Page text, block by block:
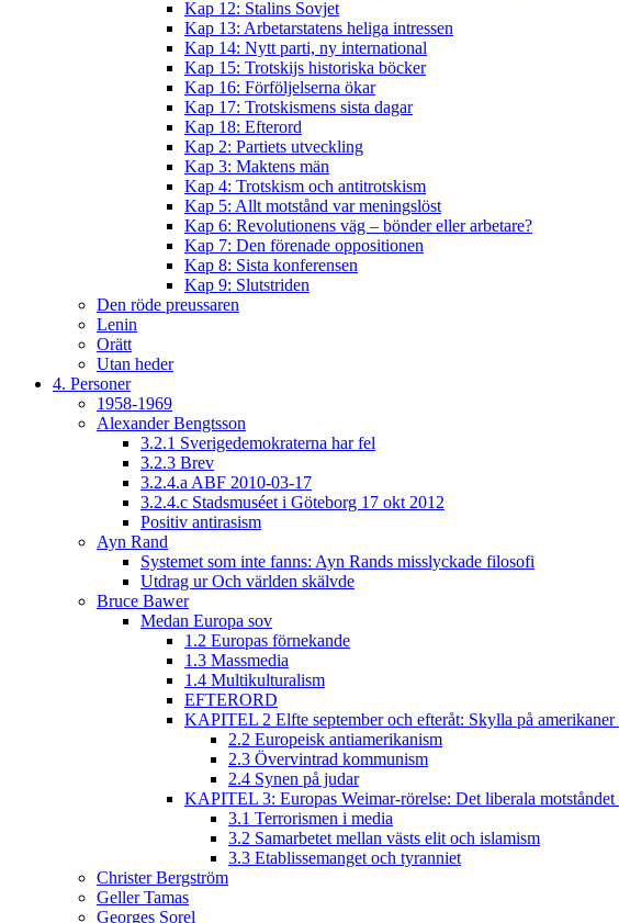
Kap 12: Stalins Sovjet
Kap 13: Arbetarstatens heliga intressen
Kap 14: Nytt parti, ny international
Kap 15: Trotskijs historiska böcker
Kap 16: Förföljelserna ökar
Kap 17: Trotskismens sista dagar
Kap 18: Efterord
Kap 2: Partiets utveckling
Kap 3: Maktens män
Kap 4: Trotskism och antitrotskism
Kap 5: Allt motstånd var meningslöst
Kap 6: Revolutionens väg – bönder eller arbetare?
Kap 7: Den förenade oppositionen
Kap 8: Sista konferensen
Kap 9: Slutstriden
Den röde preussaren
Lenin
Orätt
Utan heder
4. Personer
1958-1969
Alexander Bengtsson
3.2.1 Sverigedemokraterna har fel
3.2.3 Brev
3.2.4.a ABF 2010-03-17
3.2.4.c Stadsmuséet i Göteborg 17 okt 2012
Positiv antirasism
Ayn Rand
Systemet som inte fanns: Ayn Rands misslyckade filosofi
Utdrag ur Och världen skälvde
Bruce Bawer
Medan Europa sov
1.2 Europas förnekande
1.3 Massmedia
1.4 Multikulturalism
EFTERORD
KAPITEL 2 Elfte september och efteråt: Skylla på amerikaner
2.2 Europeisk antiamerikanism
2.3 Övervintrad kommunism
2.4 Synen på judar
KAPITEL 3: Europas Weimar-rörelse: Det liberala motståndet
3.1 Terrorismen i media
3.2 Samarbetet mellan västs elit och islamism
3.3 Etablissemanget och tyranniet
Christer Bergström
Geller Tamas
Georges Sorel